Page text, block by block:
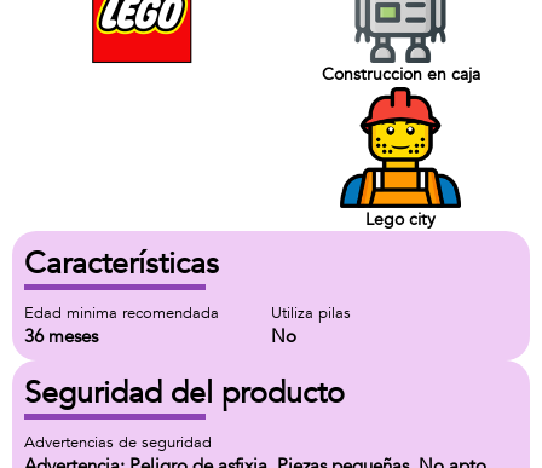
Construccion en caja
Lego city
Características
Edad minima recomendada
36 meses
Utiliza pilas
No
Seguridad del producto
Advertencias de seguridad